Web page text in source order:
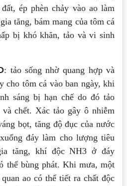
ép phèn chảy vào ao làm
tăng, bám mang của tôm cá
bị khó khăn, tảo và vi sinh
: tảo sống nhờ quang hợp và
cho tôm cá vào ban ngày, khi
sáng bị hạn chế do đó tảo
chết. Xác tảo gây ô nhiễm
bọt, tăng độ đục của nước
đáy làm cho lượng tiêu
tăng, khí độc NH3 ở đáy
thể bùng phát. Khi mưa, một
ao có thể tiết ra chất độc